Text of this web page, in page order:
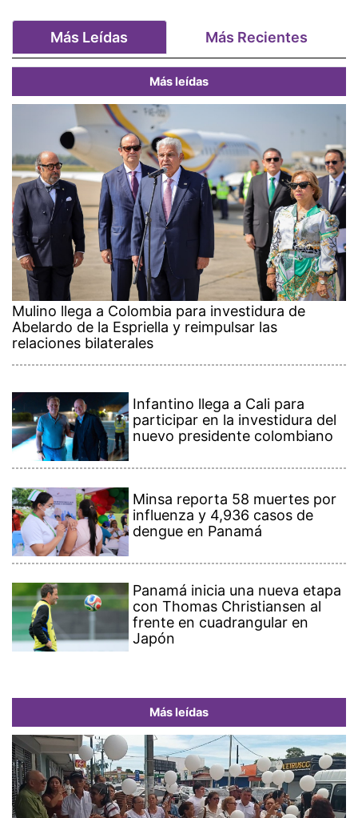
Más Leídas Más Recientes
Más leídas
Mulino llega a Colombia para investidura de
Abelardo de la Espriella y reimpulsar las
relaciones bilaterales
Infantino llega a Cali para
participar en la investidura del
nuevo presidente colombiano
Minsa reporta 58 muertes por
influenza y 4,936 casos de
dengue en Panamá
Panamá inicia una nueva etapa
con Thomas Christiansen al
frente en cuadrangular en
Japón
Más leídas